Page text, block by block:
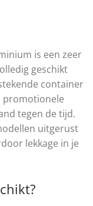
is een zeer
geschikt
container
promotionele
tegen de tijd.
uitgerust
lekkage in je